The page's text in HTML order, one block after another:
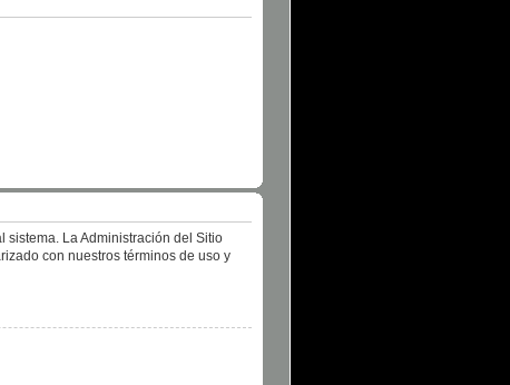
sistema. La Administración del Sitio
con nuestros términos de uso y